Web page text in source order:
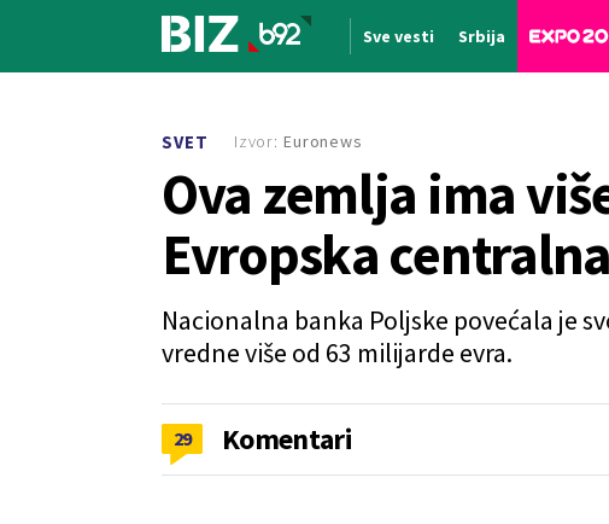
Sve vesti Srbija
SVET
Ova zemlja ima
Evropska
Nacionalna banka Poljske povećala je
vredne više od 63 milijarde evra.
Izvor: Euronews
29 Komentari